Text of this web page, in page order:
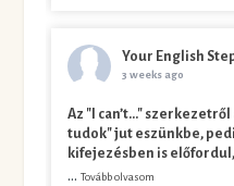
Your English
3 weeks ago
Az "I can’t…"
tudok" jut eszünkbe,
kifejezésben is
...Tovább olvasom